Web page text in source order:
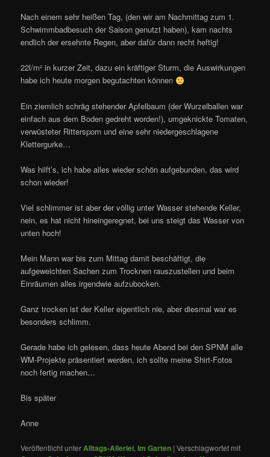
Nach einem sehr heißen Tag, (den wir am Nachmittag zum 1.
Schwimmbadbesuch der Saison genutzt haben), kam nachts
endlich der ersehnte Regen, aber dafür dann recht heftig!
22l/m² in kurzer Zeit, dazu ein kräftiger Sturm, die Auswirkungen
habe ich heute morgen begutachten können
Ein ziemlich schräg stehender Apfelbaum (der Wurzelballen war
einfach aus dem Boden gedreht worden!), umgeknickte Tomaten,
verwüsteter Rittersporn und eine sehr niedergeschlagene
Klettergurke…
Was hilft’s, ich habe alles wieder schön aufgebunden, das wird
schon wieder!
Viel schlimmer ist aber der völlig unter Wasser stehende Keller,
nein, es hat nicht hineingeregnet, bei uns steigt das Wasser von
unten hoch!
Mein Mann war bis zum Mittag damit beschäftigt, die
aufgeweichten Sachen zum Trocknen rauszustellen und beim
Einräumen alles irgendwie aufzubocken.
Ganz trocken ist der Keller eigentlich nie, aber diesmal war es
besonders schlimm.
Gerade habe ich gelesen, dass heute Abend bei den SPNM alle
WM-Projekte präsentiert werden, ich sollte meine Shirt-Fotos
noch fertig machen…
Bis später
Anne
Veröffentlicht unterAlltags-Allerlei,Im Garten |Verschlagwortet mit